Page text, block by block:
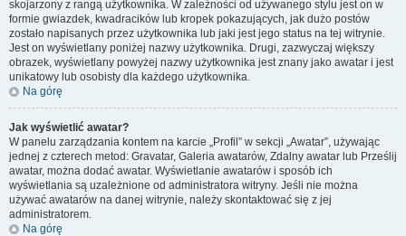
skojarzony z rangą użytkownika. W zależności od używanego stylu jest on w
formie gwiazdek, kwadracików lub kropek pokazujących, jak dużo postów
zostało napisanych przez użytkownika lub jaki jest jego status na tej witrynie.
Jest on wyświetlany poniżej nazwy użytkownika. Drugi, zazwyczaj większy
obrazek, wyświetlany powyżej nazwy użytkownika jest znany jako awatar i jest
unikatowy lub osobisty dla każdego użytkownika.
Na górę
Jak wyświetlić awatar?
W panelu zarządzania kontem na karcie „Profil” w sekcji „Awatar”, używając
jednej z czterech metod: Gravatar, Galeria awatarów, Zdalny awatar lub Prześlij
awatar, można dodać awatar. Wyświetlanie awatarów i sposób ich
wyświetlania są uzależnione od administratora witryny. Jeśli nie można
używać awatarów na danej witrynie, należy skontaktować się z jej
administratorem.
Na górę